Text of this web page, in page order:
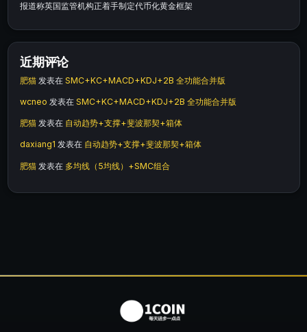
报道称英国监管机构正着手制定代币化黄金框架
近期评论
肥猫 发表在 SMC+KC+MACD+KDJ+2B 全功能合并版
wcneo 发表在 SMC+KC+MACD+KDJ+2B 全功能合并版
肥猫 发表在 自动趋势+支撑+斐波那契+箱体
daxiang1 发表在 自动趋势+支撑+斐波那契+箱体
肥猫 发表在 多均线（5均线）+SMC组合